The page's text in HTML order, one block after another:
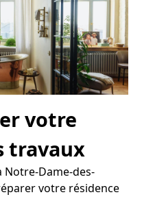
votre
travaux
Notre-Dame-des-
votre résidence